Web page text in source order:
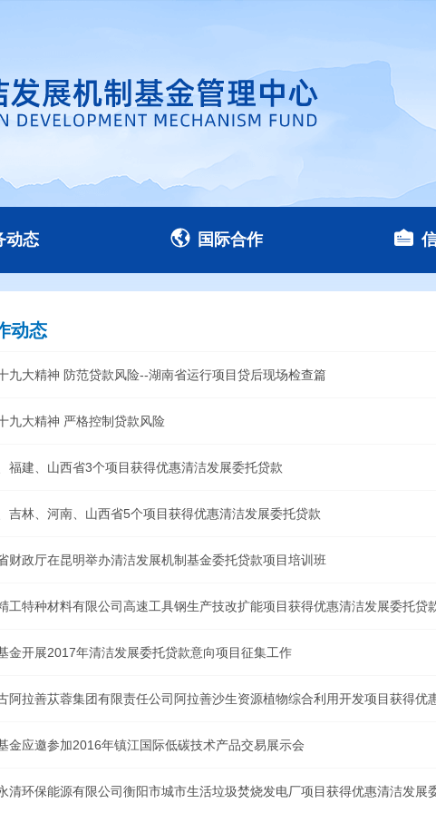
动态 国际合作
动态
九大精神 防范贷款风险--湖南省运行项目贷后现场检查篇
九大精神 严格控制贷款风险
福建、山西省3个项目获得优惠清洁发展委托贷款
吉林、河南、山西省5个项目获得优惠清洁发展委托贷款
财政厅在昆明举办清洁发展机制基金委托贷款项目培训班
工特种材料有限公司高速工具钢生产技改扩能项目获得优惠清洁发展委托贷
金开展2017年清洁发展委托贷款意向项目征集工作
阿拉善苁蓉集团有限责任公司阿拉善沙生资源植物综合利用开发项目获得优
金应邀参加2016年镇江国际低碳技术产品交易展示会
清环保能源有限公司衡阳市城市生活垃圾焚烧发电厂项目获得优惠清洁发展